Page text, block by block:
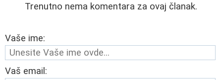
Trenutno nema komentara za ovaj članak.
Vaše ime:
Vaš email: